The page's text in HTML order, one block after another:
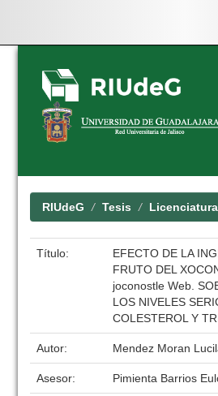
Skip
navigation
RIUdeG Tesis Licenciatura
Título:
EFECTO DE LA
FRUTO DEL
joconostle Web.
LOS NIVELES
COLESTEROL Y
Autor: Mendez Moran
Asesor: Pimienta Barrios